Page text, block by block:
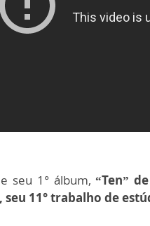
seu 1° álbum,“Ten”
seu 11° trabalho de